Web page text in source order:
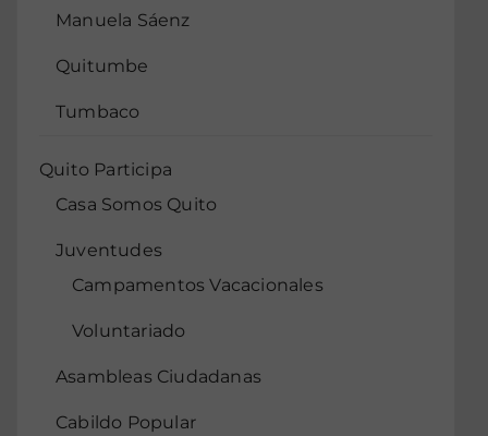
Manuela Sáenz
Quitumbe
Tumbaco
Quito Participa
Casa Somos Quito
Juventudes
Campamentos Vacacionales
Voluntariado
Asambleas Ciudadanas
Cabildo Popular